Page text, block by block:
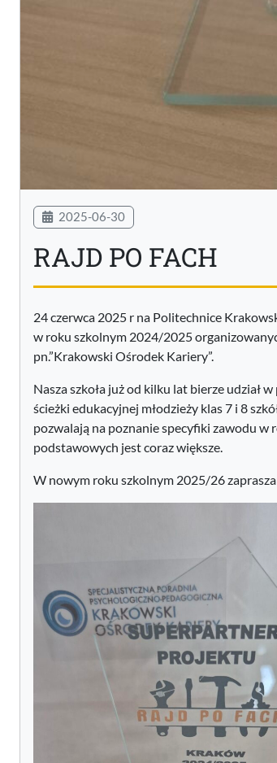
2025-06-30
RAJD PO FACH
24 czerwca 2025 r na Politechnice
w roku szkolnym 2024/2025
pn.”Krakowski Ośrodek Kariery”.
Nasza szkoła już od kilku lat bierze udział
ścieżki edukacyjnej młodzieży klas 7 i 8
pozwalają na poznanie specyfiki zawodu w
podstawowych jest coraz większe.
W nowym roku szkolnym 2025/26